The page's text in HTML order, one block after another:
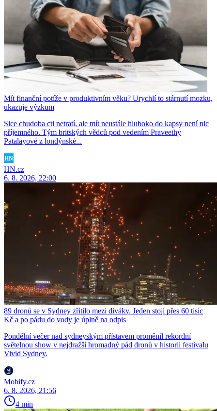
Mít finanční potíže v produktivním věku? Urychlí to stárnutí mozku,
ukazuje výzkum
Sice chudoba cti netratí, ale mít neustále hluboko do kapsy není nic
příjemného. Tým britských vědců pod vedením Praveethy
Patalayové z londýnské...
HN.cz
6. 8. 2026, 22:00
89 dronů se v Sydney zřítilo mezi diváky. Jeden stojí přes 60 tisíc
Kč a po pádu do vody je úplně na odpis
Pondělní večer nad sydneyským přístavem proměnil rekordní
světelnou show v nejdražší hromadný pád dronů v historii festivalu
Vivid Sydney.
Mobify.cz
6. 8. 2026, 21:56
4 min